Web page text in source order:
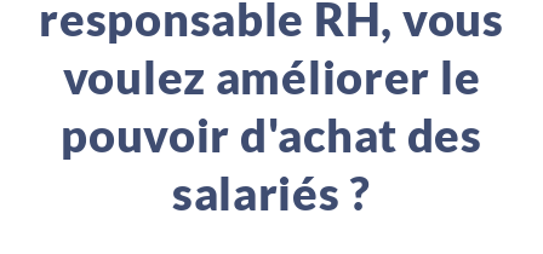
responsable RH, vous
voulez améliorer le
pouvoir d'achat des
salariés ?